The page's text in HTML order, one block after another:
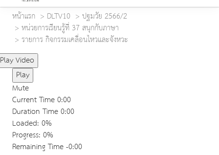
หน้าแรก DLTV10
ปฐมวัย 2566/2
หน่วยการเรียนรู้ที่ 37 สนุกกับภาษา
รายการ กิจกรรมเคลื่อนไหวและจังหวะ
Play Video
Play
Mute
Current Time0:00
Duration Time0:00
Loaded: 0%
Progress: 0%
Remaining Time-0:00